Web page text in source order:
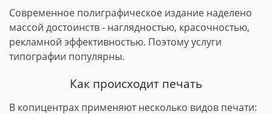
Современное полиграфическое издание наделено
массой достоинств - наглядностью, красочностью,
рекламной эффективностью. Поэтому услуги
типографии популярны.
Как происходит печать
В копицентрах применяют несколько видов печати: